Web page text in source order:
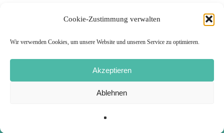
Cookie-Zustimmung verwalten
Wir verwenden Cookies, um unsere Website und unseren Service zu optimieren.
Akzeptieren
Ablehnen